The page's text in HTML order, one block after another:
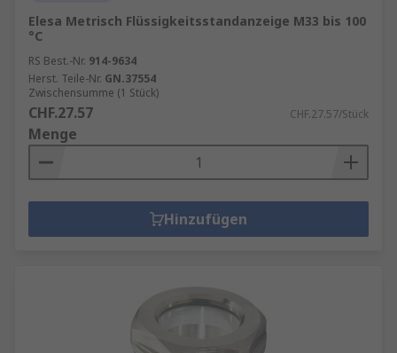
Elesa Metrisch Flüssigkeitsstandanzeige M33 bis 100
°C
RS Best.-Nr. 914-9634
Herst. Teile-Nr. GN.37554
Zwischensumme (1 Stück)
CHF.27.57 CHF.27.57/Stück
Menge
Hinzufügen